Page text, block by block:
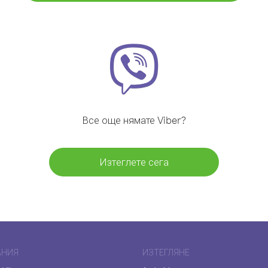
Все още нямате Viber?
Изтеглете сега
ИЗТЕГЛЯНЕ